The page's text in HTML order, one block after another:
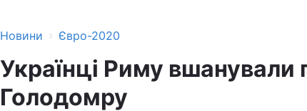
Новини › Євро-2020
Українці Риму
Голодомру